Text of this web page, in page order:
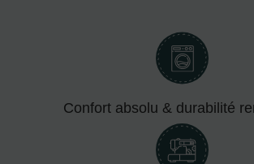
Confort absolu & durabilité